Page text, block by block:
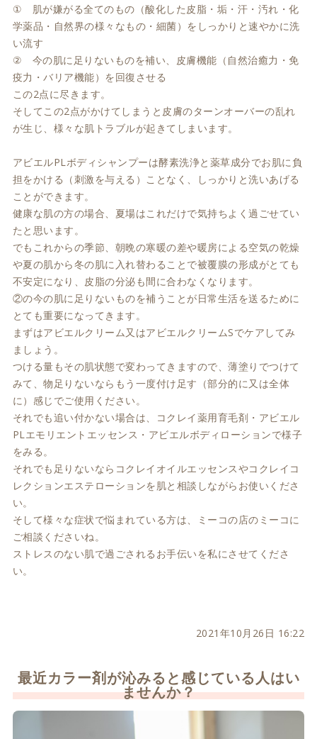
① 肌が嫌がる全てのもの（酸化した皮脂・垢・汗・汚れ・化
学薬品・自然界の様々なもの・細菌）をしっかりと速やかに洗
い流す
② 今の肌に足りないものを補い、皮膚機能（自然治癒力・免
疫力・バリア機能）を回復させる
この2点に尽きます。
そしてこの2点がかけてしまうと皮膚のターンオーバーの乱れ
が生じ、様々な肌トラブルが起きてしまいます。
アビエルPLボディシャンプーは酵素洗浄と薬草成分でお肌に負
担をかける（刺激を与える）ことなく、しっかりと洗いあげる
ことができます。
健康な肌の方の場合、夏場はこれだけで気持ちよく過ごせてい
たと思います。
でもこれからの季節、朝晩の寒暖の差や暖房による空気の乾燥
や夏の肌から冬の肌に入れ替わることで被覆膜の形成がとても
不安定になり、皮脂の分泌も間に合わなくなります。
②の今の肌に足りないものを補うことが日常生活を送るために
とても重要になってきます。
まずはアビエルクリーム又はアビエルクリームSでケアしてみ
ましょう。
つける量もその肌状態で変わってきますので、薄塗りでつけて
みて、物足りないならもう一度付け足す（部分的に又は全体
に）感じでご使用ください。
それでも追い付かない場合は、コクレイ薬用育毛剤・アビエル
PLエモリエントエッセンス・アビエルボディローションで様子
をみる。
それでも足りないならコクレイオイルエッセンスやコクレイコ
レクションエステローションを肌と相談しながらお使いくださ
い。
そして様々な症状で悩まれている方は、ミーコの店のミーコに
ご相談くださいね。
ストレスのない肌で過ごされるお手伝いを私にさせてくださ
い。
2021年10月26日 16:22
最近カラー剤が沁みると感じている人はい
ませんか？